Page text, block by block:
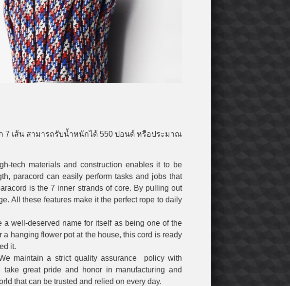
7 เส้น สามารถรับน้ำหนักได้ 550 ปอนด์ หรือประมาณ
tech materials and construction enables it to be
paracord can easily perform tasks and jobs that
is the 7 inner strands of core. By pulling out
All these features make it the perfect rope to daily
well-deserved name for itself as being one of the
a hanging flower pot at the house, this cord is ready
it.
maintain a strict quality assurance policy with
take great pride and honor in manufacturing and
that can be trusted and relied on every day.